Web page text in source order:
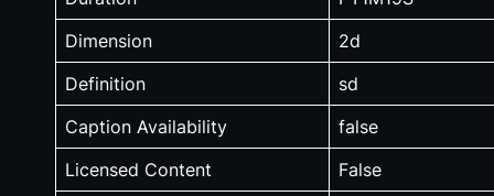
Dimension
2d
Definition
sd
Caption Availability
false
Licensed Content
False